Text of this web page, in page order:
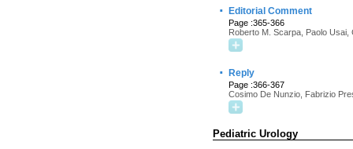
· Editorial Comment
Page :365-366
Roberto M. Scarpa, Paolo Usai,
· Reply
Page :366-367
Cosimo De Nunzio, Fabrizio
Pediatric Urology